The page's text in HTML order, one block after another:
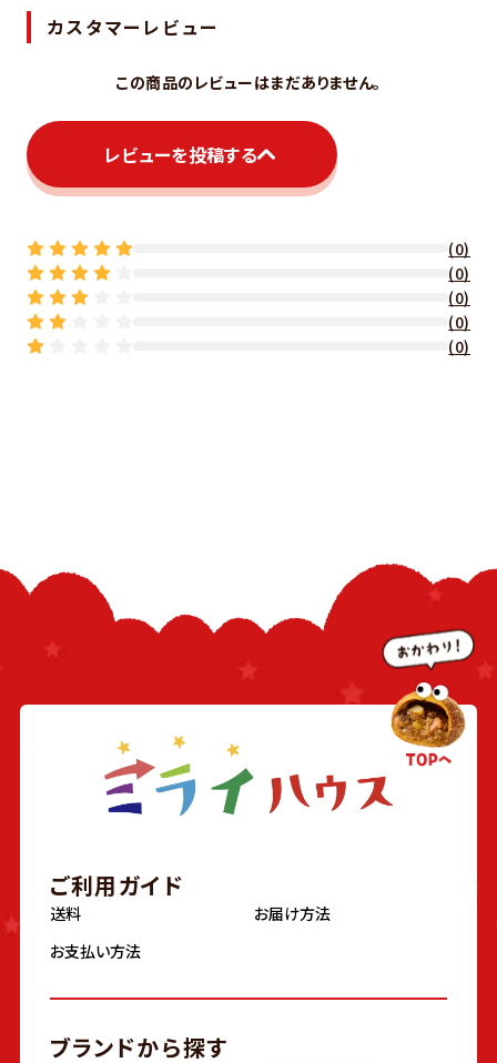
カスタマーレビュー
この商品のレビューはまだありません。
レビューを投稿する
(0)
(0)
(0)
(0)
(0)
ご利用ガイド
送料
お届け方法
お支払い方法
ブランドから探す